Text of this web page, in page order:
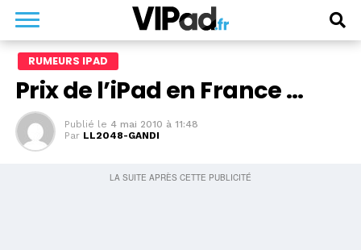
RUMEURS IPAD
Prix de l’iPad en France …
Publié le 4 mai 2010 à 11:48
Par LL2048-GANDI